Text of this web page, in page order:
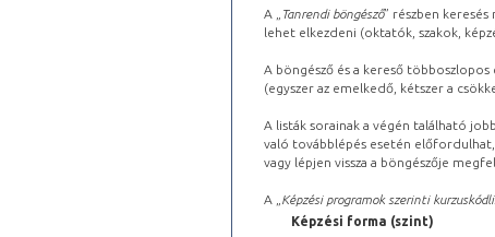
A „ Tanrendi böngésző” részben
lehet elkezdeni (oktatók, szakok,
A böngésző és a kereső
(egyszer az emelkedő, kétszer a
A listák sorainak a végén található
való továbblépés esetén
vagy lépjen vissza a böngészője
A „ Képzési programok szerinti
Képzési forma (szint)